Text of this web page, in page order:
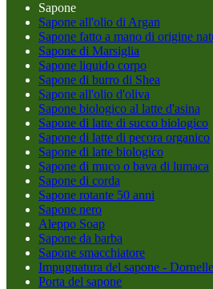
Sapone
Sapone all'olio di Argan
Sapone fatto a mano di origine
Sapone di Marsiglia
Sapone liquido corpo
Sapone di burro di Shea
Sapone all'olio d'oliva
Sapone biologico al latte d'asina
Sapone di latte di succo biologico
Sapone di latte di pecora organico
Sapone di latte biologico
Sapone di muco o bava di lumaca
Sapone di corda
Sapone rotante 50 anni
Sapone nero
Aleppo Soap
Sapone da barba
Sapone smacchiatore
Impugnatura del sapone - Dornelle
Porta del sapone